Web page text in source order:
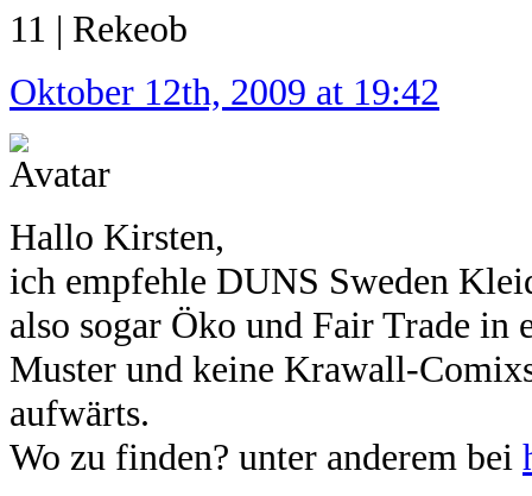
11 | Rekeob
Oktober 12th, 2009 at 19:42
Hallo Kirsten,
ich empfehle DUNS Sweden
also sogar Öko und Fair Trade
Muster und keine Krawall-
aufwärts.
Wo zu finden? unter anderem bei